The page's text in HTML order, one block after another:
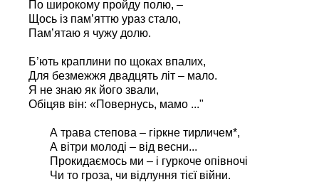
По широкому пройду полю, –
Щось із пам’яттю ураз стало,
Пам’ятаю я чужу долю.
Б’ють краплини по щоках впалих,
Для безмежжя двадцять літ – мало.
Я не знаю як його звали,
Обіцяв він: «Повернусь, мамо ..."
А трава степова – гіркне тирличем*,
А вітри молоді – від весни...
Прокидаємось ми – і гуркоче опівночі
Чи то гроза, чи відлуння тієї війни.